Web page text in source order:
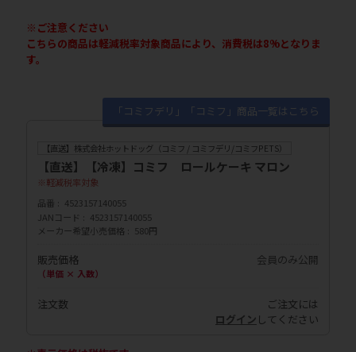
※ご注意ください
こちらの商品は軽減税率対象商品により、消費税は8%となりま
す。
「コミフデリ」「コミフ」商品一覧はこちら
【直送】株式会社ホットドッグ（コミフ / コミフデリ/コミフPETS）
【直送】【冷凍】コミフ ロールケーキ マロン
軽減税率対象
品番
4523157140055
JANコード
4523157140055
メーカー希望小売価格
580円
販売価格
（単価 × 入数）
会員のみ公開
注文数
ご注文には
ログイン してください